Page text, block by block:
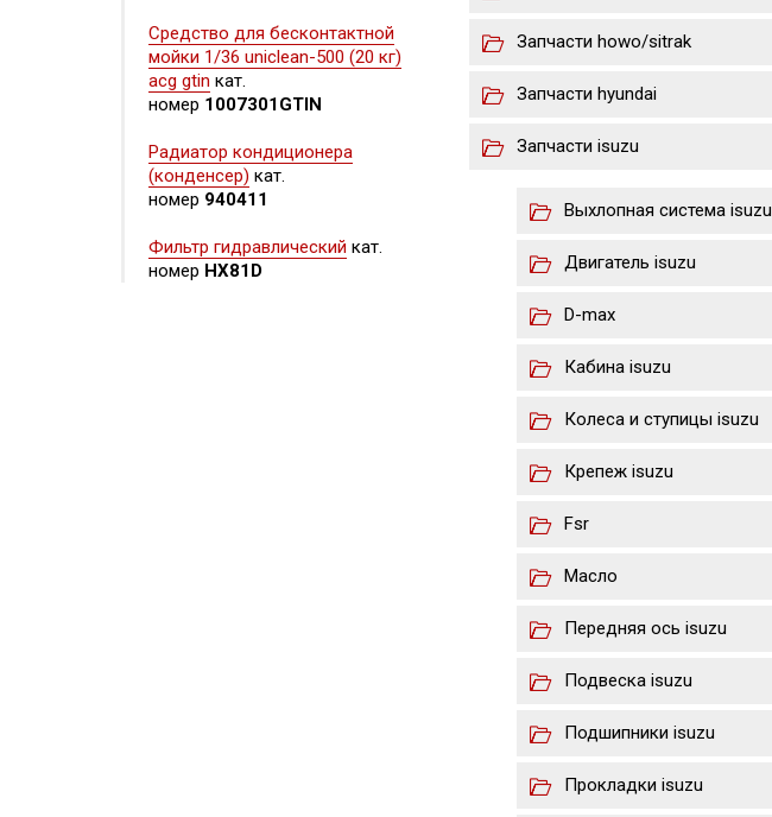
Средство для бесконтактной
мойки 1/36 uniclean-500 (20 кг)
acg gtin кат.
номер 1007301GTIN
Радиатор кондиционера
(конденсер) кат.
номер 940411
Фильтр гидравлический кат.
номер HX81D
Запчасти howo/sitrak
Запчасти hyundai
Запчасти isuzu
Выхлопная система isuzu
Двигатель isuzu
D-max
Кабина isuzu
Колеса и ступицы isuzu
Крепеж isuzu
Fsr
Масло
Передняя ось isuzu
Подвеска isuzu
Подшипники isuzu
Прокладки isuzu